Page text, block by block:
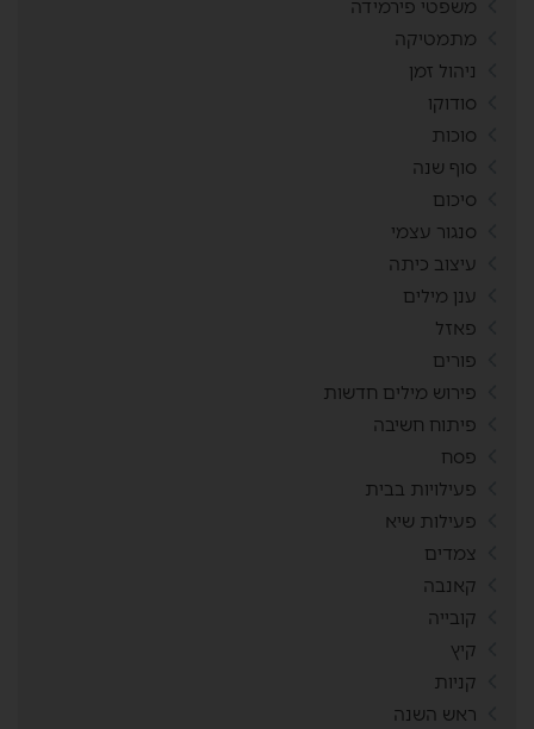
משפטי פירמידה
מתמטיקה
ניהול זמן
סודוקו
סוכות
סוף שנה
סיכום
סנגור עצמי
עיצוב כיתה
ענן מילים
פאזל
פורים
פירוש מילים חדשות
פיתוח חשיבה
פסח
פעילויות בבית
פעילות שיא
צמדים
קאנבה
קובייה
קיץ
קניות
ראש השנה